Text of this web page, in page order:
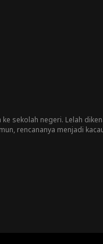
sekolah negeri. Lelah
rencananya menjadi